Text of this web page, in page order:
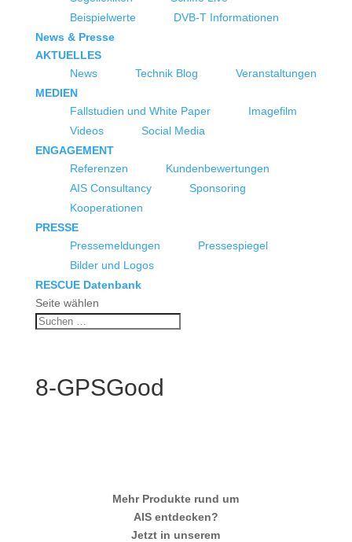
Beispielwerte
DVB-T Informationen
News & Presse
AKTUELLES
News
Technik Blog
Veranstaltungen
MEDIEN
Fallstudien und White Paper
Imagefilm
Videos
Social Media
ENGAGEMENT
Referenzen
Kundenbewertungen
AIS Consultancy
Sponsoring
Kooperationen
PRESSE
Pressemeldungen
Pressespiegel
Bilder und Logos
RESCUE Datenbank
Seite wählen
8-GPSGood
Mehr Produkte rund um
AIS entdecken?
Jetzt in unserem